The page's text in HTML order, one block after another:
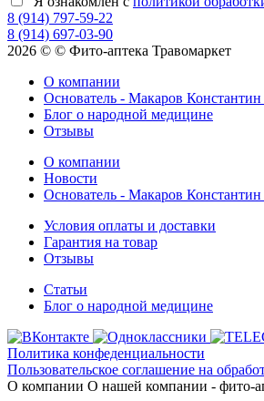
8 (914) 797-59-22
8 (914) 697-03-90
2026 © © Фито-аптека Травомаркет
О компании
Основатель - Макаров
Блог о народной медицине
Отзывы
О компании
Новости
Основатель - Макаров
Условия оплаты и доставки
Гарантия на товар
Отзывы
Статьи
Блог о народной медицине
Политика конфеденциальности
Пользовательское соглашение на
О компании О нашей компании - фито-